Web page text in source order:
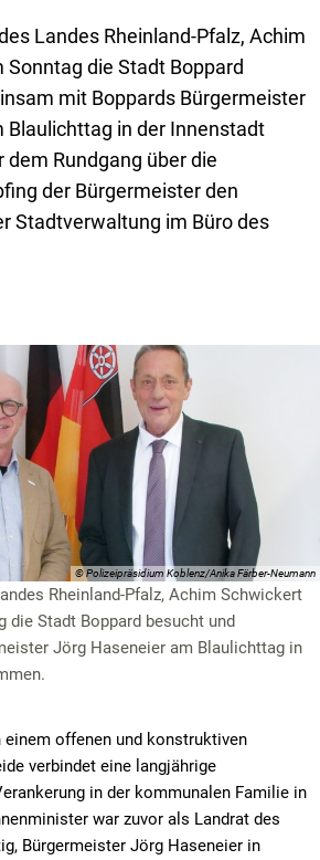
auf Youtube
Straßenausbaubeiträge
Ummeldung/
und Richtlinien
Schutzhütten
Vereine und
Bücher-Shop
Anlegezeiten
Landes Rheinland-Pfalz, Achim
die Stadt Boppard
mit Boppards Bürgermeister
Blaulichttag in der Innenstadt
Rundgang über die
der Bürgermeister den
Stadtverwaltung im Büro des
© Polizeipräsidium Koblenz/Anika Färber-Neumann
Rheinland-Pfalz, Achim Schwickert
die Stadt Boppard besucht und
Jörg Haseneier am Blaulichttag in
einem offenen und konstruktiven
verbindet eine langjährige
in der kommunalen Familie in
war zuvor als Landrat des
Bürgermeister Jörg Haseneier in